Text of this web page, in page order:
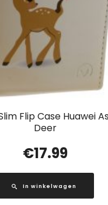
Flip Case Huawei
Deer
€17.99
In winkelwagen